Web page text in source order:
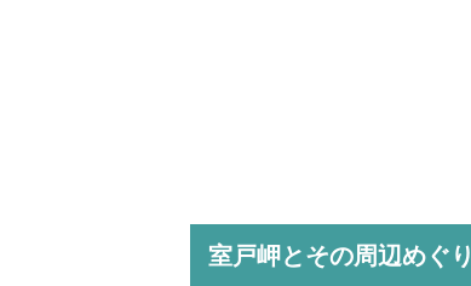
室戸岬とその周辺めぐり